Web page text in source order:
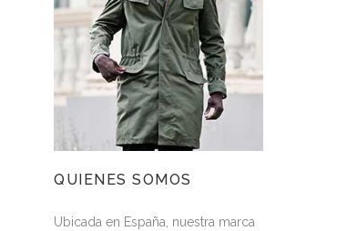
QUIENES SOMOS
Ubicada en España, nuestra marca